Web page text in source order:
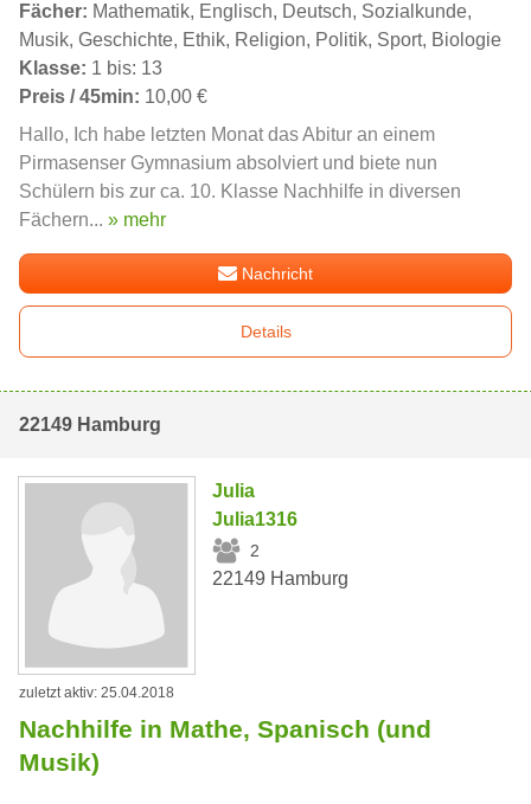
Fächer: Mathematik, Englisch, Deutsch, Sozialkunde,
Musik, Geschichte, Ethik, Religion, Politik, Sport, Biologie
Klasse: 1 bis: 13
Preis / 45min: 10,00 €
Hallo, Ich habe letzten Monat das Abitur an einem
Pirmasenser Gymnasium absolviert und biete nun
Schülern bis zur ca. 10. Klasse Nachhilfe in diversen
Fächern... » mehr
Nachricht
Details
22149 Hamburg
Julia
Julia1316
2
22149 Hamburg
zuletzt aktiv: 25.04.2018
Nachhilfe in Mathe, Spanisch (und
Musik)